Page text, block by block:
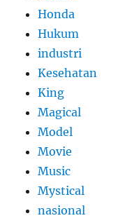
Honda
Hukum
industri
Kesehatan
King
Magical
Model
Movie
Music
Mystical
nasional